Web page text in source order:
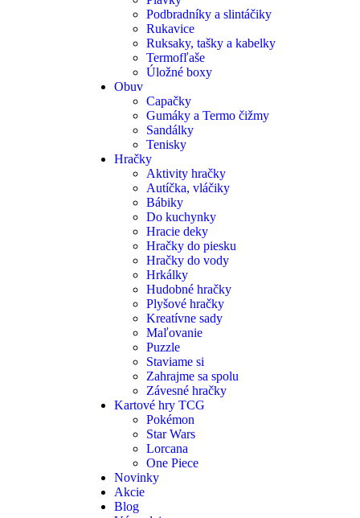
Podbradníky a slintáčiky
Rukavice
Ruksaky, tašky a kabelky
Termofľaše
Úložné boxy
Obuv
Capačky
Gumáky a Termo čižmy
Sandálky
Tenisky
Hračky
Aktivity hračky
Autíčka, vláčiky
Bábiky
Do kuchynky
Hracie deky
Hračky do piesku
Hračky do vody
Hrkálky
Hudobné hračky
Plyšové hračky
Kreatívne sady
Maľovanie
Puzzle
Staviame si
Zahrajme sa spolu
Závesné hračky
Kartové hry TCG
Pokémon
Star Wars
Lorcana
One Piece
Novinky
Akcie
Blog